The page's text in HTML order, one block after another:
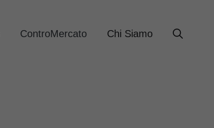
ControMercato Chi Siamo